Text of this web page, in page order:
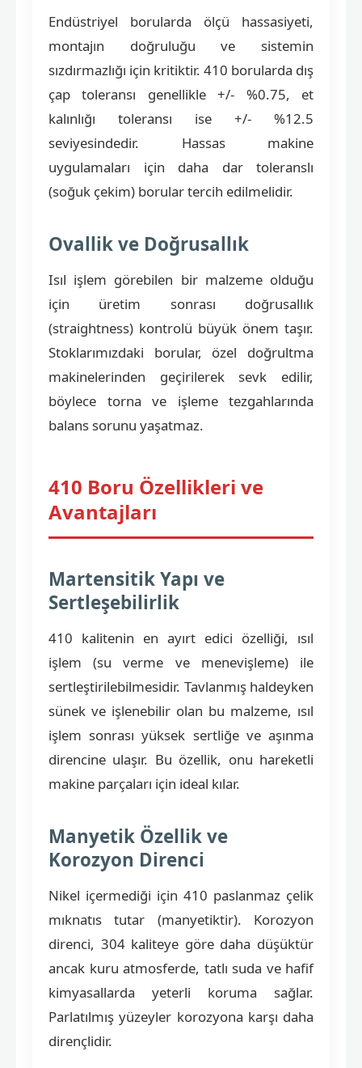
Endüstriyel borularda ölçü hassasiyeti,
montajın doğruluğu ve sistemin
sızdırmazlığı için kritiktir. 410 borularda dış
çap toleransı genellikle +/- %0.75, et
kalınlığı toleransı ise +/- %12.5
seviyesindedir. Hassas makine
uygulamaları için daha dar toleranslı
(soğuk çekim) borular tercih edilmelidir.
Ovallik ve Doğrusallık
Isıl işlem görebilen bir malzeme olduğu
için üretim sonrası doğrusallık
(straightness) kontrolü büyük önem taşır.
Stoklarımızdaki borular, özel doğrultma
makinelerinden geçirilerek sevk edilir,
böylece torna ve işleme tezgahlarında
balans sorunu yaşatmaz.
410 Boru Özellikleri ve
Avantajları
Martensitik Yapı ve
Sertleşebilirlik
410 kalitenin en ayırt edici özelliği, ısıl
işlem (su verme ve menevişleme) ile
sertleştirilebilmesidir. Tavlanmış haldeyken
sünek ve işlenebilir olan bu malzeme, ısıl
işlem sonrası yüksek sertliğe ve aşınma
direncine ulaşır. Bu özellik, onu hareketli
makine parçaları için ideal kılar.
Manyetik Özellik ve
Korozyon Direnci
Nikel içermediği için 410 paslanmaz çelik
mıknatıs tutar (manyetiktir). Korozyon
direnci, 304 kaliteye göre daha düşüktür
ancak kuru atmosferde, tatlı suda ve hafif
kimyasallarda yeterli koruma sağlar.
Parlatılmış yüzeyler korozyona karşı daha
dirençlidir.